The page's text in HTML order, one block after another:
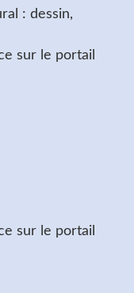
: dessin,
sur le portail
sur le portail